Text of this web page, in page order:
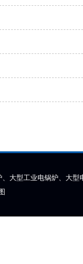
大型工业电锅炉、大